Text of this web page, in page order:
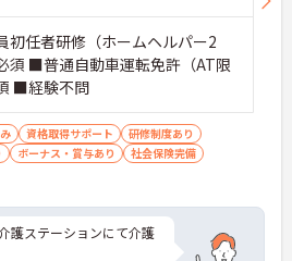
初任者研修（ホームヘルパー2
須 ■普通自動車運転免許（AT限
■経験不問
資格取得サポート
研修制度あり
ボーナス・賞与あり
社会保険完備
護ステーションにて介護